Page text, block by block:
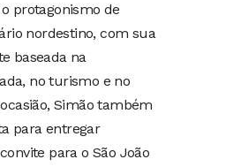
protagonismo de
nordestino, com sua
baseada na
no turismo e no
Simão também
para entregar
para o São João